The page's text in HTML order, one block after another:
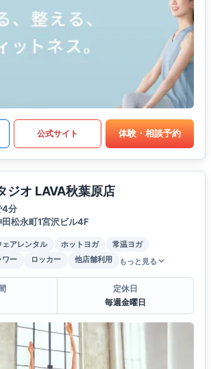
公式サイト 体験・相談予約
ジオ LAVA秋葉原店
4分
松永町1宮沢ビル4F
ェアレンタル ホットヨガ
常温ヨガ
ワー ロッカー 他店舗利用 もっと見る
定休日
毎週金曜日